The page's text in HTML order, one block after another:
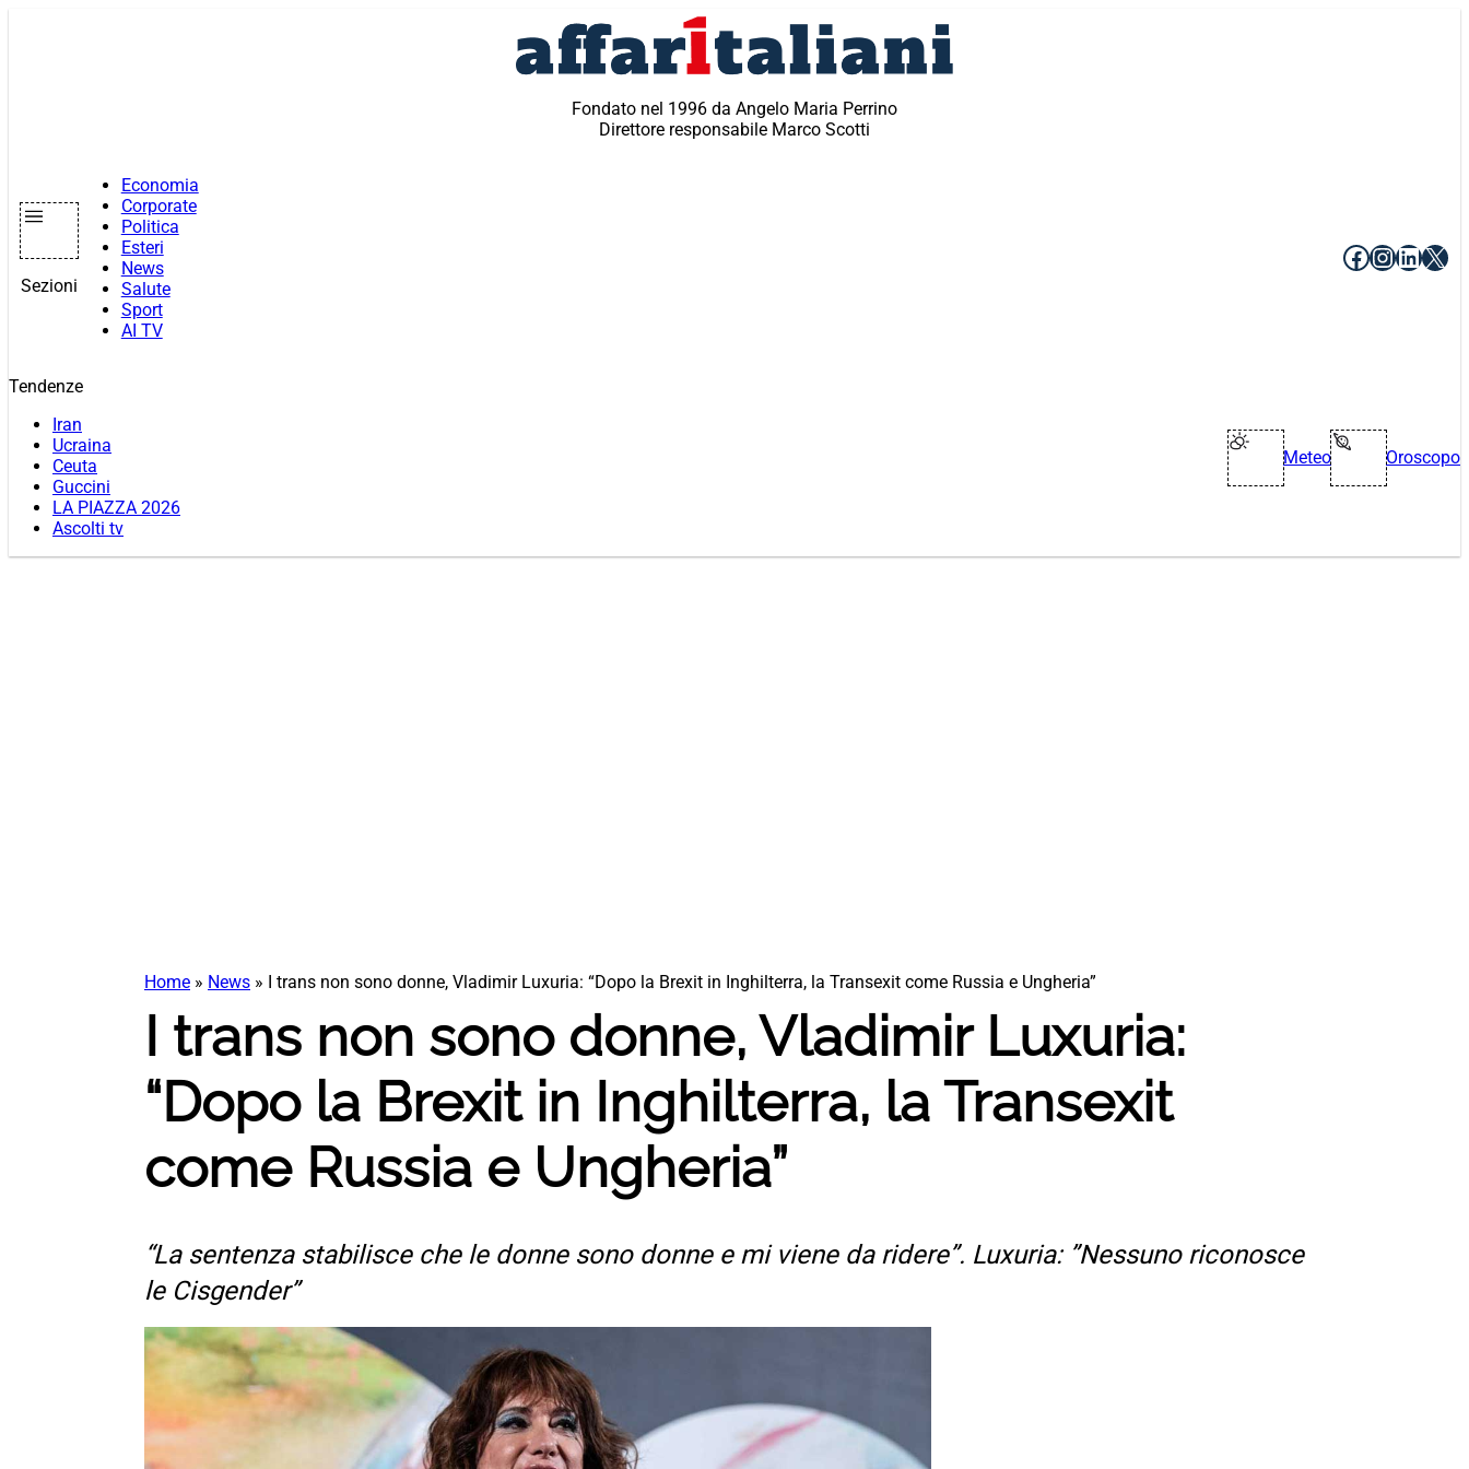
Fondato nel 1996 da Angelo Maria Perrino
Direttore responsabile Marco Scotti
Sezioni
Economia
Corporate
Politica
Esteri
News
Salute
Sport
AI TV
Facebook
X
Tendenze
Iran
Ucraina
Ceuta
Guccini
LA PIAZZA 2026
Ascolti tv
Meteo Oroscopo
Home » News » I trans non sono donne, Vladimir Luxuria: “Dopo la Brexit in Inghilterra, la Transexit come Russia e Ungheria”
I trans non sono donne, Vladimir Luxuria:
“Dopo la Brexit in Inghilterra, la Transexit
come Russia e Ungheria”
“La sentenza stabilisce che le donne sono donne e mi viene da ridere”. Luxuria: ”Nessuno riconosce
le Cisgender”